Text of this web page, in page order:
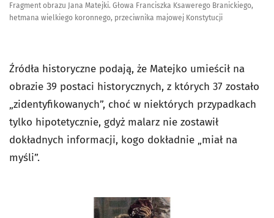
Fragment obrazu Jana Matejki. Głowa Franciszka Ksawerego Branickiego,
hetmana wielkiego koronnego, przeciwnika majowej Konstytucji
Źródła historyczne podają, że Matejko umieścił na
obrazie 39 postaci historycznych, z których 37 zostało
„zidentyfikowanych”, choć w niektórych przypadkach
tylko hipotetycznie, gdyż malarz nie zostawił
dokładnych informacji, kogo dokładnie „miał na
myśli”.